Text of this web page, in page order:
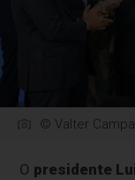
© Valter
O presidente